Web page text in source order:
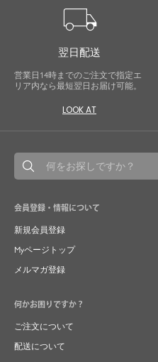
local_shipping
翌日配送
営業日14時までのご注文で指定エ
リア内なら最短翌日お届け可能。
LOOK AT
会員登録・情報について
新規会員登録
Myページトップ
メルマガ登録
何かお困りですか？
ご注文について
配送について